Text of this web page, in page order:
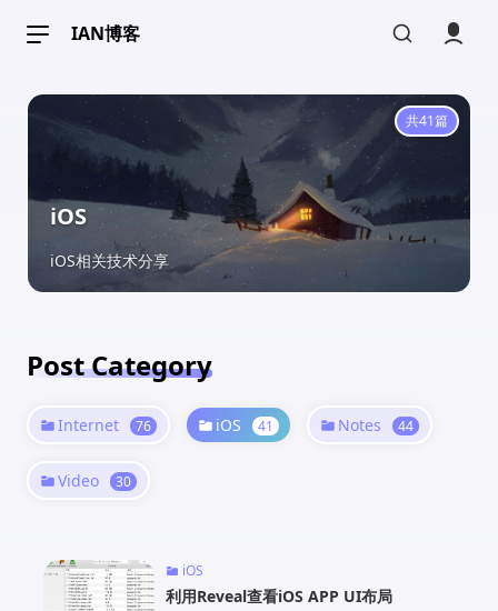
IAN博客
iOS
iOS相关技术分享
共41篇
Post Category
Internet 76 iOS 41 Notes 44
Video 30
iOS
利用Reveal查看iOS APP UI布局